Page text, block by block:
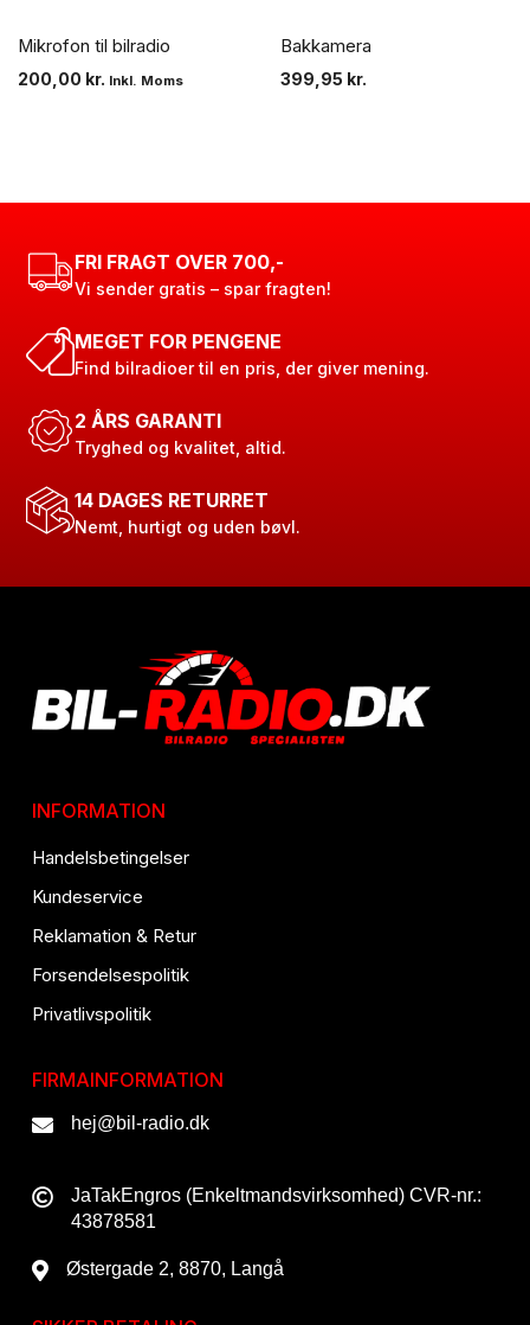
Mikrofon til bilradio
200,00 kr. Inkl. Moms
Bakkamera
399,95 kr.
FRI FRAGT OVER 700,-
Vi sender gratis – spar fragten!
MEGET FOR PENGENE
Find bilradioer til en pris, der giver mening.
2 ÅRS GARANTI
Tryghed og kvalitet, altid.
14 DAGES RETURRET
Nemt, hurtigt og uden bøvl.
INFORMATION
Handelsbetingelser
Kundeservice
Reklamation & Retur
Forsendelsespolitik
Privatlivspolitik
FIRMAINFORMATION
hej@bil-radio.dk
JaTakEngros (Enkeltmandsvirksomhed) CVR-nr.:
43878581
Østergade 2, 8870, Langå